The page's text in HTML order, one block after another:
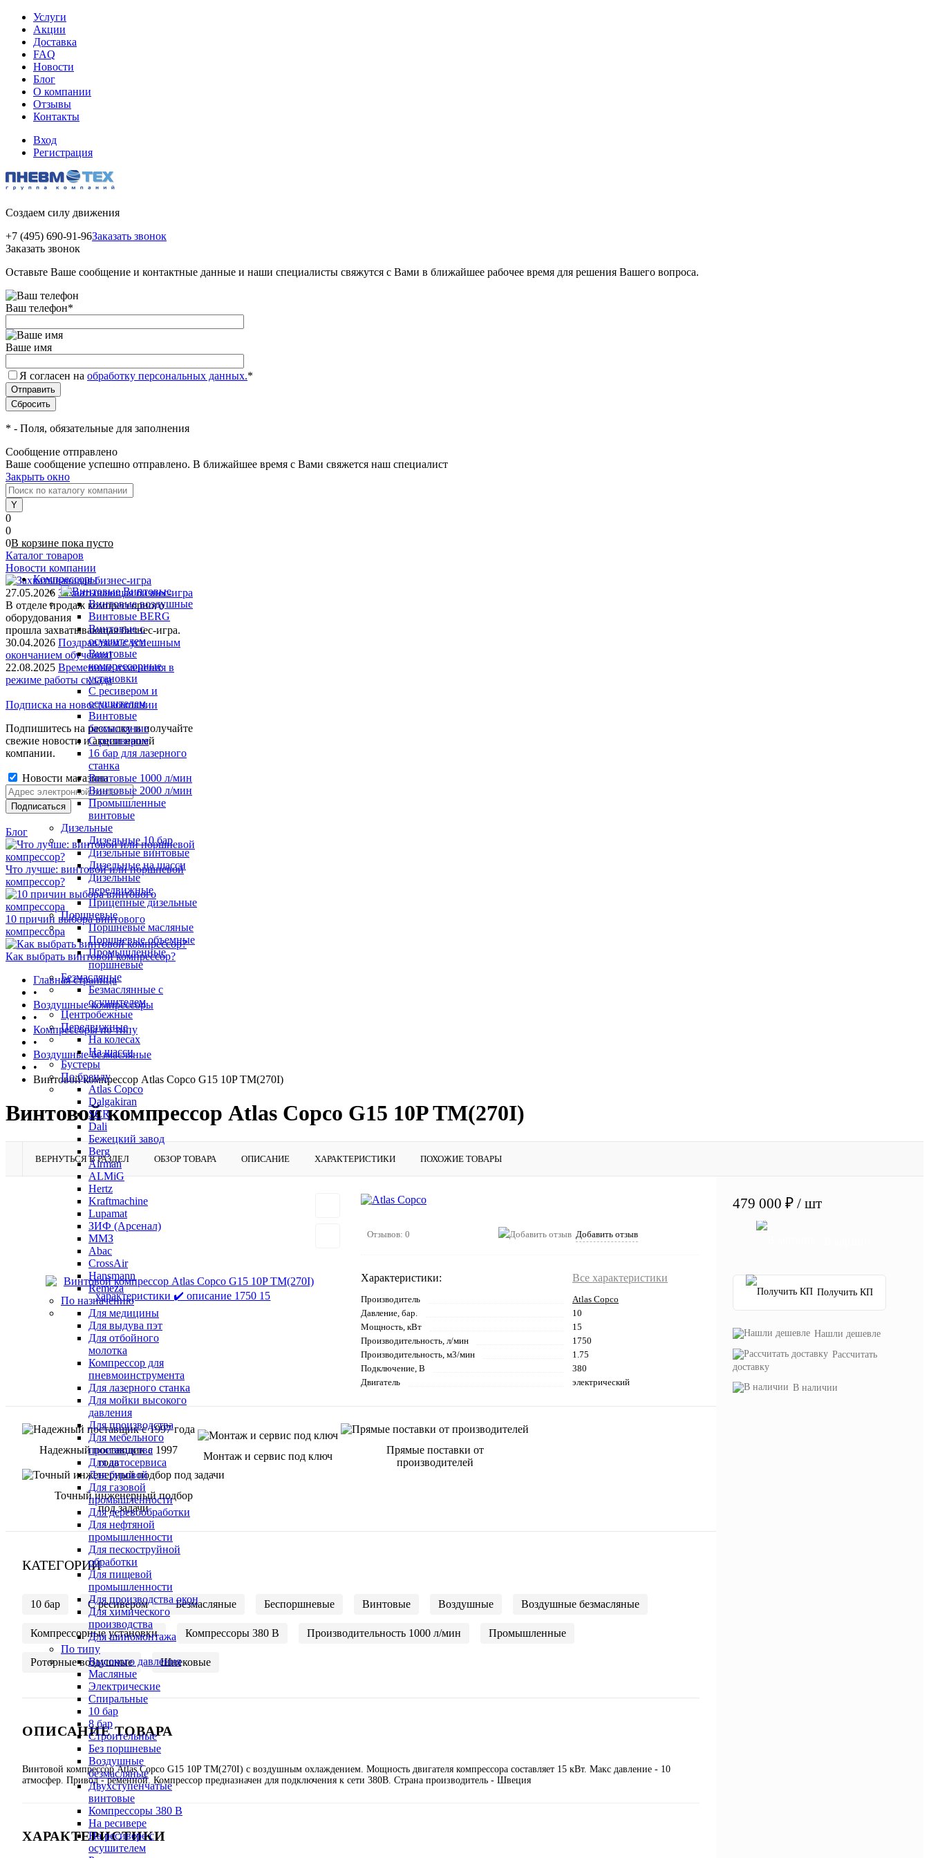
Услуги
Акции
Доставка
FAQ
Новости
Блог
О компании
Отзывы
Контакты
Вход
Регистрация
Создаем силу движения
+7 (495) 690-91-96Заказать звонок
Заказать звонок
Оставьте Ваше сообщение и контактные данные и наши специалисты свяжутся с Вами в ближайшее рабочее время для решения Вашего вопроса.
Ваш телефон*
Ваше имя
Я согласен на обработку персональных данных.*
* - Поля, обязательные для заполнения
Сообщение отправлено
Ваше сообщение успешно отправлено. В ближайшее время с Вами свяжется наш специалист
Закрыть окно
0
0
0В корзине пока пусто
Каталог товаров
Компрессоры
Винтовые
Винтовые воздушные
Винтовые BERG
Винтовые с
осушителем
Винтовые
компрессорные
установки
C ресивером и
осушителем
Винтовые
безмасляные
C ресивером
16 бар для лазерного
станка
Винтовые 1000 л/мин
Винтовые 2000 л/мин
Промышленные
винтовые
Дизельные
Дизельные 10 бар
Дизельные винтовые
Дизельные на шасси
Дизельные
передвижные
Прицепные дизельные
Поршневые
Поршневые масляные
Поршневые объемные
Промышленные
поршневые
Безмасляные
Безмаслянные с
осушителем
Центробежные
Передвижные
На колесах
На шасси
Бустеры
По бренду
Atlas Copco
Dalgakiran
SCR
Dali
Бежецкий завод
Berg
Airman
ALMiG
Hertz
Kraftmachine
Lupamat
ЗИФ (Арсенал)
ММЗ
Abac
CrossAir
Hansmann
Remeza
По назначению
Для медицины
Для выдува пэт
Для отбойного
молотка
Компрессор для
пневмоинструмента
Для лазерного станка
Для мойки высокого
давления
Для производства
Для мебельного
производства
Для автосервиса
Для буровой
Для газовой
промышленности
Для деревообработки
Для нефтяной
промышленности
Для пескоструйной
обработки
Для пищевой
промышленности
Для производства окон
Для химического
производства
Для шиномонтажа
По типу
Высокого давления
Масляные
Электрические
Спиральные
10 бар
8 бар
Cтроительные
Без поршневые
Воздушные
безмасляные
Двухступенчатые
винтовые
Компрессоры 380 В
На ресивере
На ресивере с
осушителем
Новости компании
27.05.2026 Захватывающая бизнес-игра
В отделе продаж компрессорного
оборудования
прошла захватывающая бизнес-игра.
30.04.2026 Поздравляем с успешным
окончанием обучения!
22.08.2025 Временные изменения в
режиме работы склада
Подписка на новости компании
Подпишитесь на рассылку и получайте
свежие новости и акции нашей
компании.
Новости магазина
Блог
Что лучше: винтовой или поршневой
компрессор?
10 причин выбора винтового
компрессора
Как выбрать винтовой компрессор?
Главная страница
•
Воздушные компрессоры
•
Компрессоры по типу
•
Воздушные безмасляные
•
Винтовой компрессор Atlas Copco G15 10P TM(270I)
Винтовой компрессор Atlas Copco G15 10P TM(270I)
ВЕРНУТЬСЯ В РАЗДЕЛ ОБЗОР ТОВАРА ОПИСАНИЕ ХАРАКТЕРИСТИКИ ПОХОЖИЕ ТОВАРЫ
Отзывов: 0 Добавить отзыв
Характеристики: Все характеристики
Производитель
Atlas Copco
Давление, бар.
10
Мощность, кВт
15
Производительность, л/мин
1750
Производительность, м3/мин
1.75
Подключение, В
380
Двигатель
электрический
Надежный поставщик с 1997
года
Монтаж и сервис под ключ
Прямые поставки от
производителей
Точный инженерный подбор
под задачи
КАТЕГОРИИ
10 бар C ресивером Безмасляные Беспоршневые Винтовые Воздушные Воздушные безмасляные
Компрессорные установки Компрессоры 380 В Производительность 1000 л/мин Промышленные
Роторные воздушные Шнековые
ОПИСАНИЕ ТОВАРА
Винтовой компрессор Atlas Copco G15 10P TM(270I) с воздушным охлаждением. Мощность двигателя компрессора составляет 15 кВт. Макс давление - 10
атмосфер. Привод - ременной. Компрессор предназначен для подключения к сети 380В. Страна производитель - Швеция
ХАРАКТЕРИСТИКИ
479 000 ₽ / шт
Получить КП
Нашли дешевле
Рассчитать
доставку
В наличии